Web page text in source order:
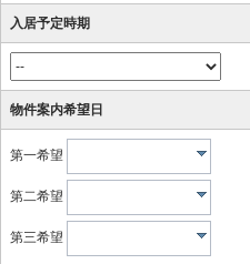
入居予定時期
物件案内希望日
第一希望
第二希望
第三希望